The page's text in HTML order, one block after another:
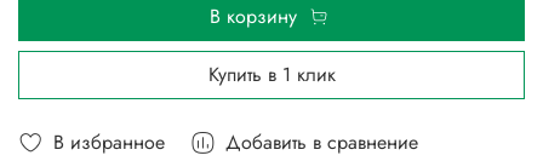
В избранное Добавить в сравнение
В корзину
Купить в 1 клик